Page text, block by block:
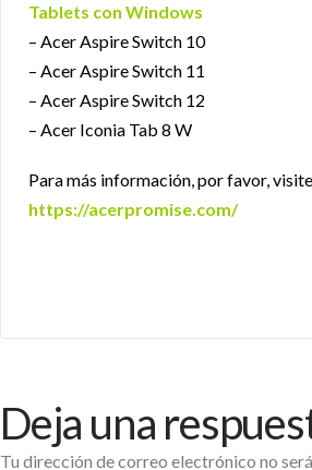
Tablets con Windows
– Acer Aspire Switch 10
– Acer Aspire Switch 11
– Acer Aspire Switch 12
– Acer Iconia Tab 8 W
Para más información, por favor,
https://acerpromise.com/
Deja una
Tu dirección de correo electrónico no